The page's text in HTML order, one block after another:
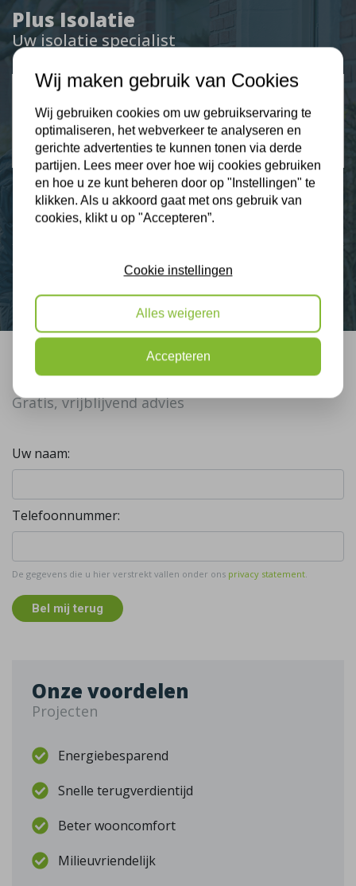
Plus Isolatie
Uw isolatie specialist
9,3
Klantbeoordelingen
2274 klanten beoordelen ons met een 9.3
Nieuws
Bel mij terug
Gratis, vrijblijvend advies
Uw naam:
Telefoonnummer:
De gegevens die u hier verstrekt vallen onder ons privacy statement.
Bel mij terug
Onze voordelen
Projecten
Energiebesparend
Snelle terugverdientijd
Beter wooncomfort
Milieuvriendelijk
Wij maken gebruik van Cookies
Wij gebruiken cookies om uw gebruikservaring te
optimaliseren, het webverkeer te analyseren en
gerichte advertenties te kunnen tonen via derde
partijen. Lees meer over hoe wij cookies gebruiken
en hoe u ze kunt beheren door op "Instellingen" te
klikken. Als u akkoord gaat met ons gebruik van
cookies, klikt u op "Accepteren”.
Cookie instellingen
Alles weigeren
Accepteren